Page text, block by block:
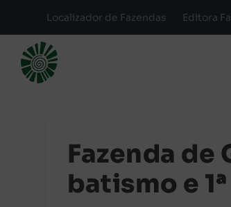
Localizador de Fazendas Editora
Fazenda de
batismo e